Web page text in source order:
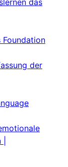
Foundation
der